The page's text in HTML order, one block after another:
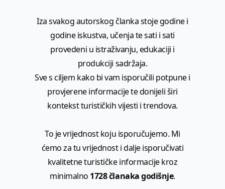
Iza svakog autorskog članka stoje godine i
godine iskustva, učenja te sati i sati
provedeni u istraživanju, edukaciji i
produkciji sadržaja.
Sve s ciljem kako bi vam isporučili potpune i
provjerene informacije te donijeli širi
kontekst turističkih vijesti i trendova.
To je vrijednost koju isporučujemo. Mi
ćemo za tu vrijednost i dalje isporučivati
kvalitetne turističke informacije kroz
minimalno 1728 članaka godišnje.